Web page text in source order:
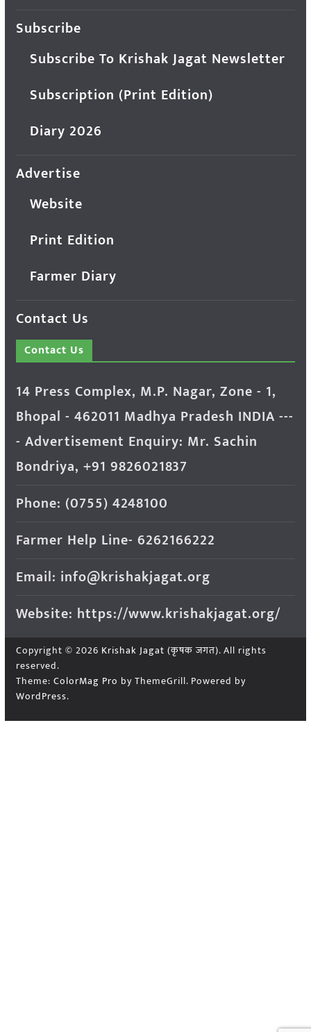
Subscribe
Subscribe To Krishak Jagat Newsletter
Subscription (Print Edition)
Diary 2026
Advertise
Website
Print Edition
Farmer Diary
Contact Us
Contact Us
14 Press Complex, M.P. Nagar, Zone - 1,
Bhopal - 462011 Madhya Pradesh INDIA ---
- Advertisement Enquiry: Mr. Sachin
Bondriya, +91 9826021837
Phone: (0755) 4248100
Farmer Help Line- 6262166222
Email: info@krishakjagat.org
Website: https://www.krishakjagat.org/
Copyright © 2026 Krishak Jagat (कृषक जगत). All rights
reserved.
Theme: ColorMag Pro by ThemeGrill. Powered by
WordPress.